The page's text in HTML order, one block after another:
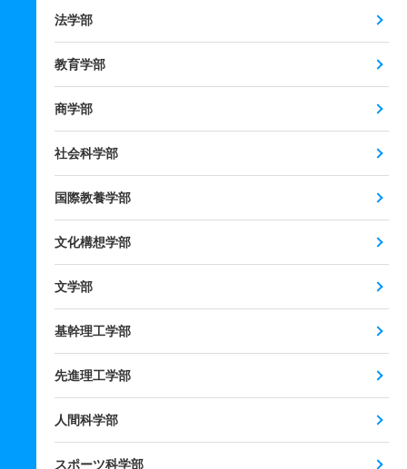
法学部
教育学部
商学部
社会科学部
国際教養学部
文化構想学部
文学部
基幹理工学部
先進理工学部
人間科学部
スポーツ科学部